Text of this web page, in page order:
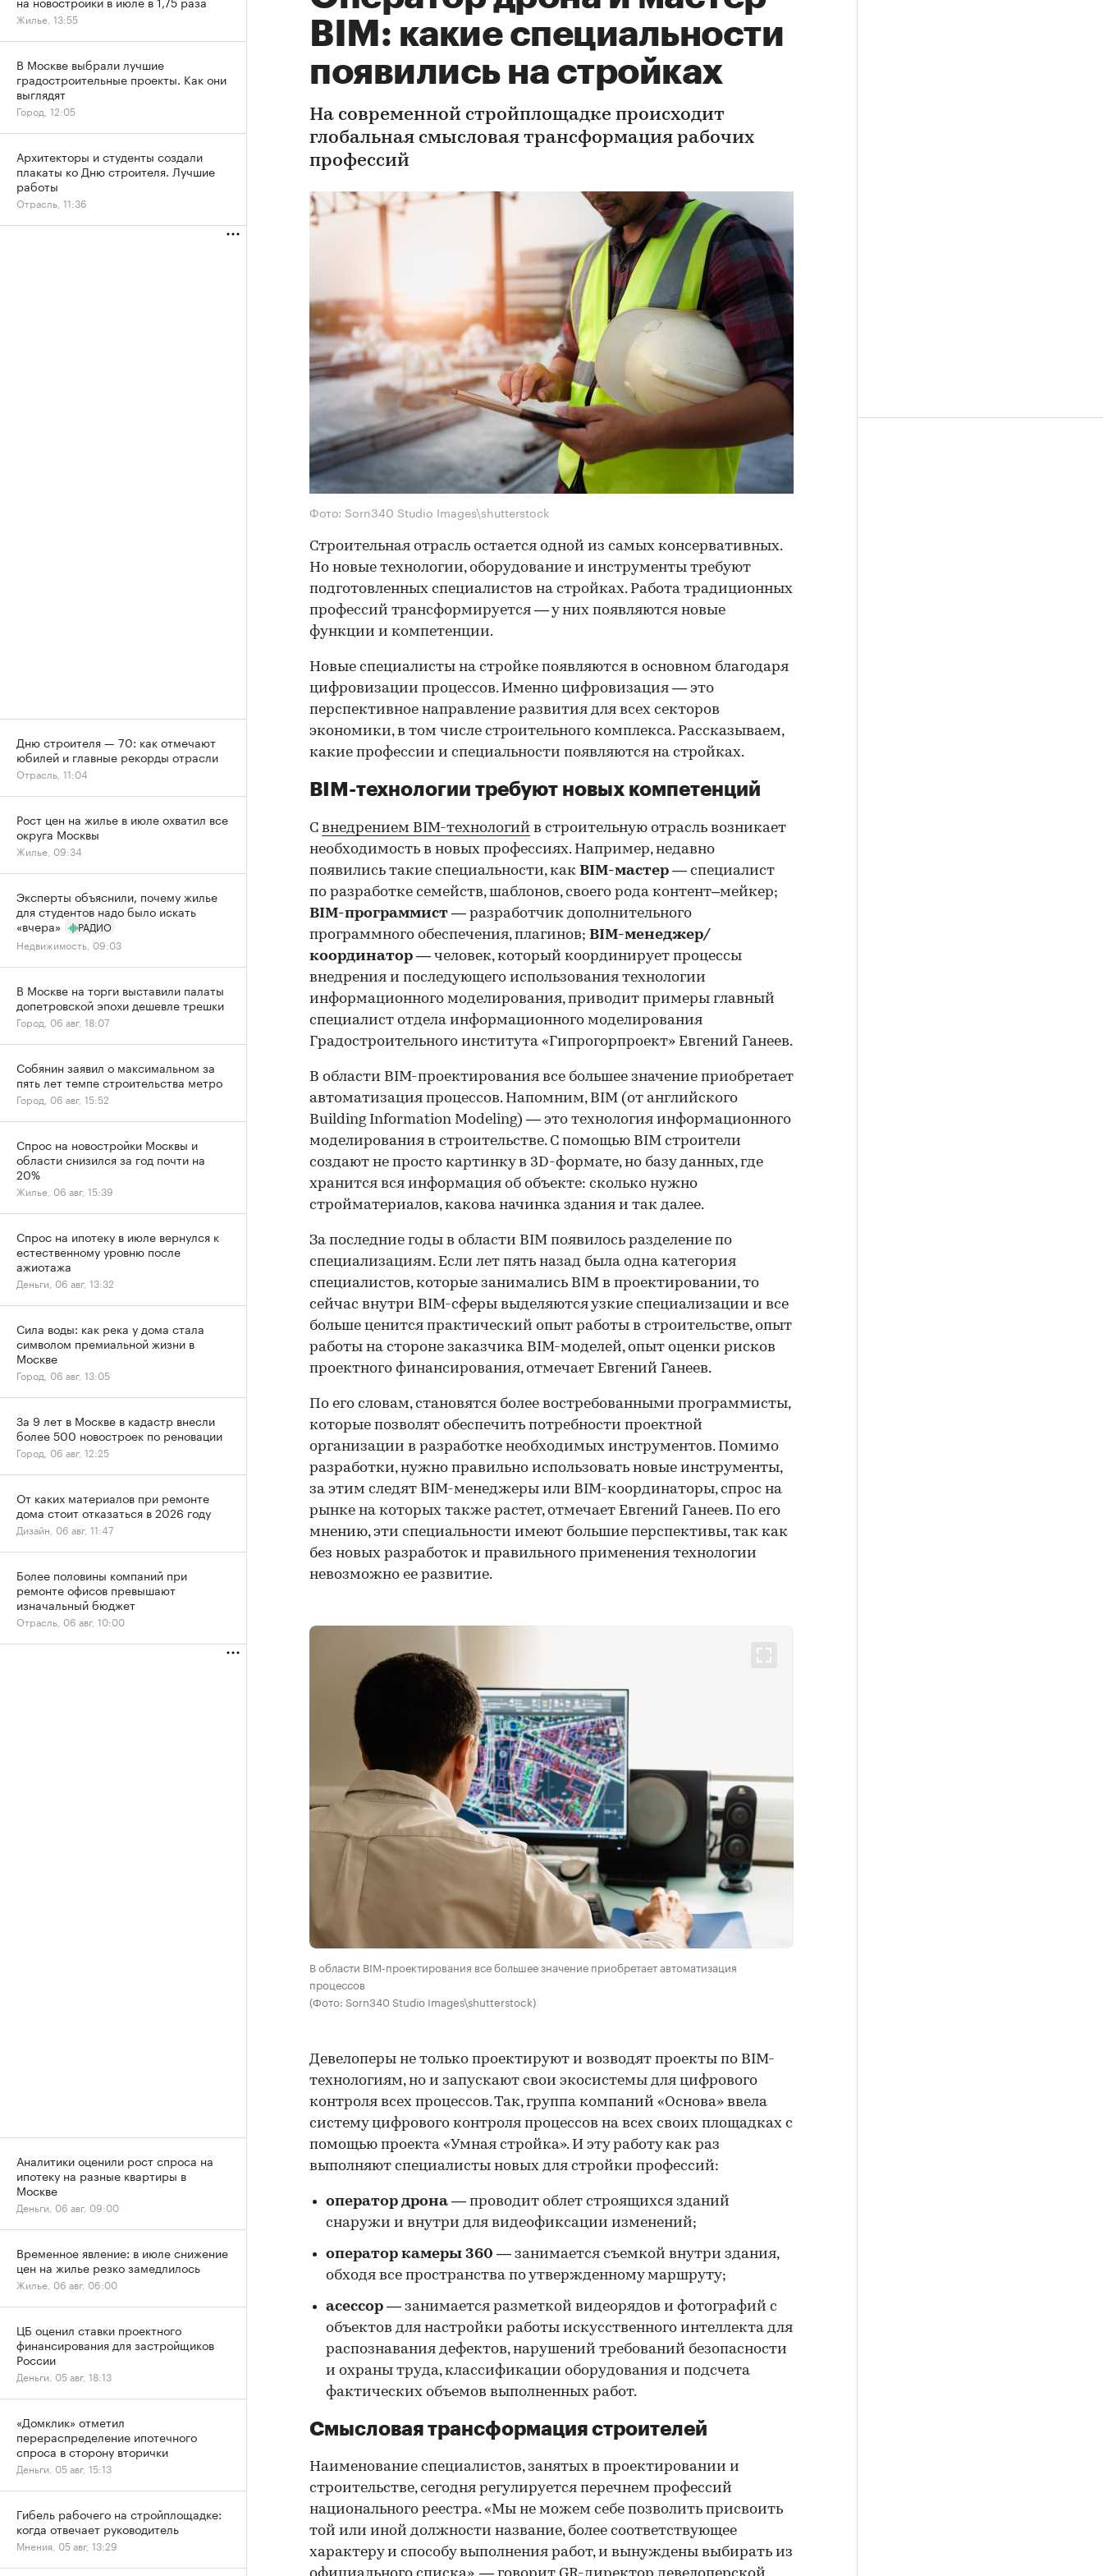
BIM: какие специальности
появились на стройках
На современной стройплощадке происходит
глобальная смысловая трансформация рабочих
профессий
Фото: Sorn340 Studio Images\shutterstock
Строительная отрасль остается одной из самых консервативных.
Но новые технологии, оборудование и инструменты требуют
подготовленных специалистов на стройках. Работа традиционных
профессий трансформируется — у них появляются новые
функции и компетенции.
Новые специалисты на стройке появляются в основном благодаря
цифровизации процессов. Именно цифровизация — это
перспективное направление развития для всех секторов
экономики, в том числе строительного комплекса. Рассказываем,
какие профессии и специальности появляются на стройках.
BIM-технологии требуют новых компетенций
00:00
С внедрением BIM-технологий в строительную отрасль возникает
необходимость в новых профессиях. Например, недавно
появились такие специальности, как BIM-мастер — специалист
по разработке семейств, шаблонов, своего рода контент–мейкер;
BIM-программист — разработчик дополнительного
программного обеспечения, плагинов; BIM-менеджер/
координатор — человек, который координирует процессы
внедрения и последующего использования технологии
информационного моделирования, приводит примеры главный
специалист отдела информационного моделирования
Градостроительного института «Гипрогорпроект» Евгений Ганеев.
В области BIM-проектирования все большее значение приобретает
автоматизация процессов. Напомним, BIM (от английского
Building Information Modeling) — это технология информационного
моделирования в строительстве. С помощью BIM строители
создают не просто картинку в 3D-формате, но базу данных, где
хранится вся информация об объекте: сколько нужно
стройматериалов, какова начинка здания и так далее.
За последние годы в области BIM появилось разделение по
специализациям. Если лет пять назад была одна категория
специалистов, которые занимались BIM в проектировании, то
сейчас внутри BIM-сферы выделяются узкие специализации и все
больше ценится практический опыт работы в строительстве, опыт
работы на стороне заказчика BIM-моделей, опыт оценки рисков
проектного финансирования, отмечает Евгений Ганеев.
По его словам, становятся более востребованными программисты,
которые позволят обеспечить потребности проектной
организации в разработке необходимых инструментов. Помимо
разработки, нужно правильно использовать новые инструменты,
за этим следят BIM-менеджеры или BIM-координаторы, спрос на
рынке на которых также растет, отмечает Евгений Ганеев. По его
мнению, эти специальности имеют большие перспективы, так как
без новых разработок и правильного применения технологии
невозможно ее развитие.
В области BIM-проектирования все большее значение приобретает автоматизация
процессов
(Фото: Sorn340 Studio Images\shutterstock)
Девелоперы не только проектируют и возводят проекты по BIM-
технологиям, но и запускают свои экосистемы для цифрового
контроля всех процессов. Так, группа компаний «Основа» ввела
систему цифрового контроля процессов на всех своих площадках с
помощью проекта «Умная стройка». И эту работу как раз
выполняют специалисты новых для стройки профессий:
оператор дрона — проводит облет строящихся зданий
снаружи и внутри для видеофиксации изменений;
оператор камеры 360 — занимается съемкой внутри здания,
обходя все пространства по утвержденному маршруту;
асессор — занимается разметкой видеорядов и фотографий с
объектов для настройки работы искусственного интеллекта для
распознавания дефектов, нарушений требований безопасности
и охраны труда, классификации оборудования и подсчета
фактических объемов выполненных работ.
Смысловая трансформация строителей
Наименование специалистов, занятых в проектировании и
строительстве, сегодня регулируется перечнем профессий
национального реестра. «Мы не можем себе позволить присвоить
той или иной должности название, более соответствующее
характеру и способу выполнения работ, и вынуждены выбирать из
Жилье, 13:55
В Москве выбрали лучшие
градостроительные проекты. Как они
выглядят
Город, 12:05
Архитекторы и студенты создали
плакаты ко Дню строителя. Лучшие
работы
Отрасль, 11:36
Дню строителя — 70: как отмечают
юбилей и главные рекорды отрасли
Отрасль, 11:04
Рост цен на жилье в июле охватил все
округа Москвы
Жилье, 09:34
Эксперты объяснили, почему жилье
для студентов надо было искать
«вчера»
РАДИО
Недвижимость, 09:03
В Москве на торги выставили палаты
допетровской эпохи дешевле трешки
Город, 06 авг, 18:07
Собянин заявил о максимальном за
пять лет темпе строительства метро
Город, 06 авг, 15:52
Спрос на новостройки Москвы и
области снизился за год почти на
20%
Жилье, 06 авг, 15:39
Спрос на ипотеку в июле вернулся к
естественному уровню после
ажиотажа
Деньги, 06 авг, 13:32
Сила воды: как река у дома стала
символом премиальной жизни в
Москве
Город, 06 авг, 13:05
За 9 лет в Москве в кадастр внесли
более 500 новостроек по реновации
Город, 06 авг, 12:25
От каких материалов при ремонте
дома стоит отказаться в 2026 году
Дизайн, 06 авг, 11:47
Более половины компаний при
ремонте офисов превышают
изначальный бюджет
Отрасль, 06 авг, 10:00
Аналитики оценили рост спроса на
ипотеку на разные квартиры в
Москве
Деньги, 06 авг, 09:00
Временное явление: в июле снижение
цен на жилье резко замедлилось
Жилье, 06 авг, 06:00
ЦБ оценил ставки проектного
финансирования для застройщиков
России
Деньги, 05 авг, 18:13
«Домклик» отметил
перераспределение ипотечного
спроса в сторону вторички
Деньги, 05 авг, 15:13
Гибель рабочего на стройплощадке:
когда отвечает руководитель
Мнения, 05 авг, 13:29